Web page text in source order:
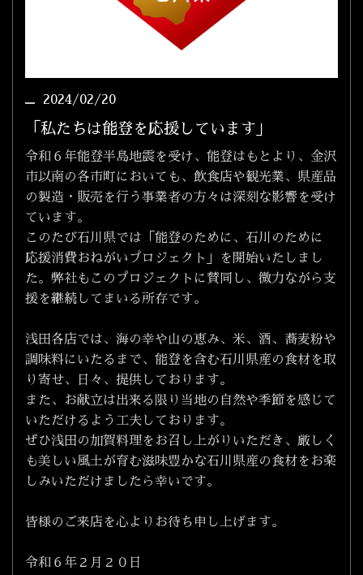
2024/02/20
「私たちは能登を応援しています」
令和６年能登半島地震を受け、能登はもとより、金沢
市以南の各市町においても、飲食店や観光業、県産品
の製造・販売を行う事業者の方々は深刻な影響を受け
ています。
このたび石川県では「能登のために、石川のために
応援消費おねがいプロジェクト」を開始いたしまし
た。弊社もこのプロジェクトに賛同し、微力ながら支
援を継続してまいる所存です。
浅田各店では、海の幸や山の恵み、米、酒、蕎麦粉や
調味料にいたるまで、能登を含む石川県産の食材を取
り寄せ、日々、提供しております。
また、お献立は出来る限り当地の自然や季節を感じて
いただけるよう工夫しております。
ぜひ浅田の加賀料理をお召し上がりいただき、厳しく
も美しい風土が育む滋味豊かな石川県産の食材をお楽
しみいただけましたら幸いです。
皆様のご来店を心よりお待ち申し上げます。
令和６年２月２０日